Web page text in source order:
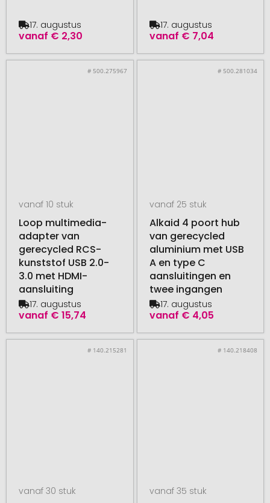
vanaf € 2,30
17. augustus
vanaf € 7,04
17. augustus
# 500.275967
vanaf 10 stuk
Loop multimedia-
adapter van
gerecycled RCS-
kunststof USB 2.0-
3.0 met HDMI-
aansluiting
vanaf € 15,74
17. augustus
# 500.281034
vanaf 25 stuk
Alkaid 4 poort hub
van gerecycled
aluminium met USB
A en type C
aansluitingen en
twee ingangen
vanaf € 4,05
17. augustus
# 140.215281
vanaf 30 stuk
# 140.218408
vanaf 35 stuk